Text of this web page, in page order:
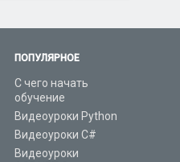
ПОПУЛЯРНОЕ
С чего начать
обучение
Видеоуроки Python
Видеоуроки C#
Видеоуроки